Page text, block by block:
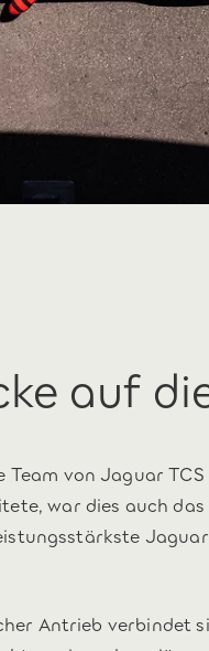
auf
von Jaguar
war dies auch
Antrieb verbindet